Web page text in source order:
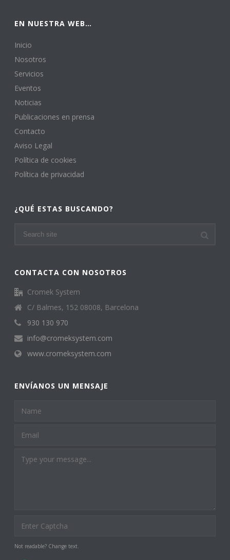
EN NUESTRA WEB…
Inicio
Nosotros
Servicios
Eventos
Noticias
Publicaciones en prensa
Contacto
Aviso Legal
Política de cookies
Política de privacidad
¿QUÉ ESTAS BUSCANDO?
CONTACTA CON NOSOTROS
Cromek System
C/ Balmes, 152 08008, Barcelona
930 130 970
info@cromeksystem.com
www.cromeksystem.com
ENVÍANOS UN MENSAJE
Not readable? Change text.